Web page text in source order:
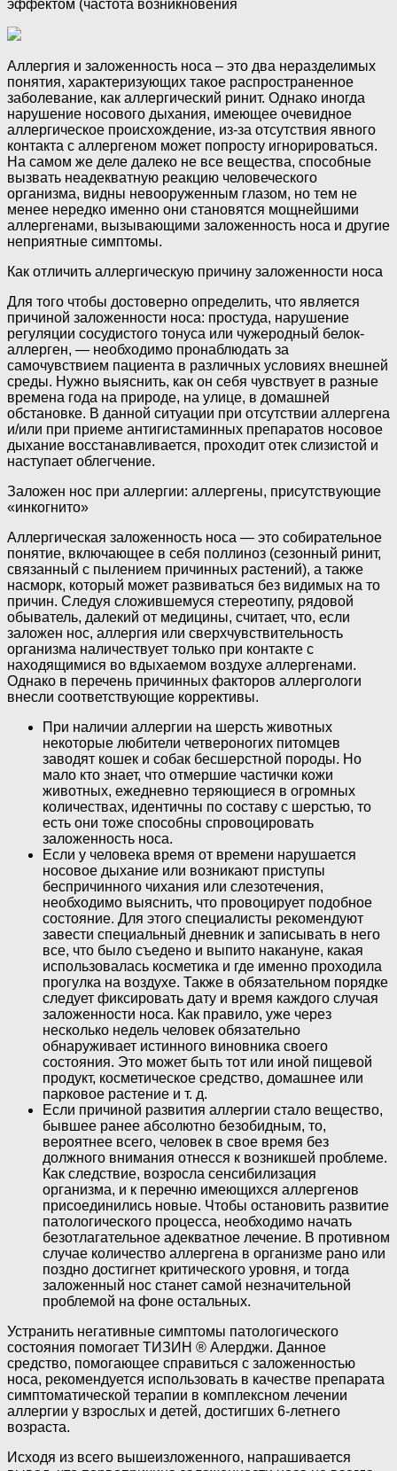
эффектом (частота возникновения
Аллергия и заложенность носа – это два неразделимых
понятия, характеризующих такое распространенное
заболевание, как аллергический ринит. Однако иногда
нарушение носового дыхания, имеющее очевидное
аллергическое происхождение, из-за отсутствия явного
контакта с аллергеном может попросту игнорироваться.
На самом же деле далеко не все вещества, способные
вызвать неадекватную реакцию человеческого
организма, видны невооруженным глазом, но тем не
менее нередко именно они становятся мощнейшими
аллергенами, вызывающими заложенность носа и другие
неприятные симптомы.
Как отличить аллергическую причину заложенности носа
Для того чтобы достоверно определить, что является
причиной заложенности носа: простуда, нарушение
регуляции сосудистого тонуса или чужеродный белок-
аллерген, — необходимо пронаблюдать за
самочувствием пациента в различных условиях внешней
среды. Нужно выяснить, как он себя чувствует в разные
времена года на природе, на улице, в домашней
обстановке. В данной ситуации при отсутствии аллергена
и/или при приеме антигистаминных препаратов носовое
дыхание восстанавливается, проходит отек слизистой и
наступает облегчение.
Заложен нос при аллергии: аллергены, присутствующие
«инкогнито»
Аллергическая заложенность носа — это собирательное
понятие, включающее в себя поллиноз (сезонный ринит,
связанный с пылением причинных растений), а также
насморк, который может развиваться без видимых на то
причин. Следуя сложившемуся стереотипу, рядовой
обыватель, далекий от медицины, считает, что, если
заложен нос, аллергия или сверхчувствительность
организма наличествует только при контакте с
находящимися во вдыхаемом воздухе аллергенами.
Однако в перечень причинных факторов аллергологи
внесли соответствующие коррективы.
При наличии аллергии на шерсть животных
некоторые любители четвероногих питомцев
заводят кошек и собак бесшерстной породы. Но
мало кто знает, что отмершие частички кожи
животных, ежедневно теряющиеся в огромных
количествах, идентичны по составу с шерстью, то
есть они тоже способны спровоцировать
заложенность носа.
Если у человека время от времени нарушается
носовое дыхание или возникают приступы
беспричинного чихания или слезотечения,
необходимо выяснить, что провоцирует подобное
состояние. Для этого специалисты рекомендуют
завести специальный дневник и записывать в него
все, что было съедено и выпито накануне, какая
использовалась косметика и где именно проходила
прогулка на воздухе. Также в обязательном порядке
следует фиксировать дату и время каждого случая
заложенности носа. Как правило, уже через
несколько недель человек обязательно
обнаруживает истинного виновника своего
состояния. Это может быть тот или иной пищевой
продукт, косметическое средство, домашнее или
парковое растение и т. д.
Если причиной развития аллергии стало вещество,
бывшее ранее абсолютно безобидным, то,
вероятнее всего, человек в свое время без
должного внимания отнесся к возникшей проблеме.
Как следствие, возросла сенсибилизация
организма, и к перечню имеющихся аллергенов
присоединились новые. Чтобы остановить развитие
патологического процесса, необходимо начать
безотлагательное адекватное лечение. В противном
случае количество аллергена в организме рано или
поздно достигнет критического уровня, и тогда
заложенный нос станет самой незначительной
проблемой на фоне остальных.
Устранить негативные симптомы патологического
состояния помогает ТИЗИН ® Алерджи. Данное
средство, помогающее справиться с заложенностью
носа, рекомендуется использовать в качестве препарата
симптоматической терапии в комплексном лечении
аллергии у взрослых и детей, достигших 6-летнего
возраста.
Исходя из всего вышеизложенного, напрашивается